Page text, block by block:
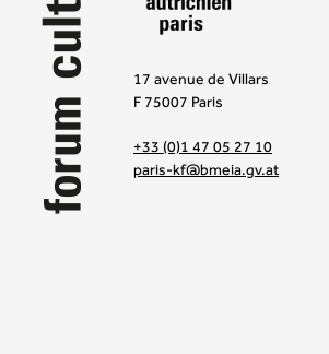
17 avenue de Villars
F 75007 Paris
+33 (0)1 47 05 27 10
paris-kf@bmeia.gv.at